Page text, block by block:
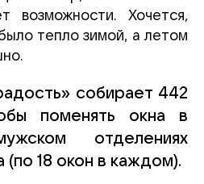
возможности. Хочется,
тепло зимой, а летом
собирает 442
поменять окна в
отделениях
(по 18 окон в каждом).